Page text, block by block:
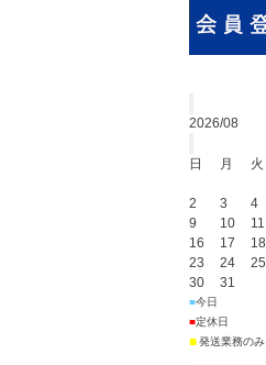
2026/08
日 月 火
2
3 4
9
10 11
16
17 18
23
24 25
30
31
■今日
■定休日
■発送業務のみ